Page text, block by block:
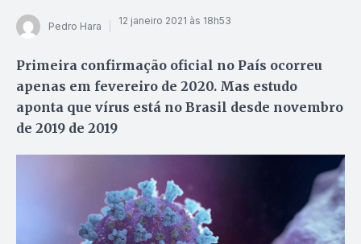
Pedro Hara 12 janeiro 2021 às 18h53
Primeira confirmação oficial no País ocorreu
apenas em fevereiro de 2020. Mas estudo
aponta que vírus está no Brasil desde novembro
de 2019 de 2019